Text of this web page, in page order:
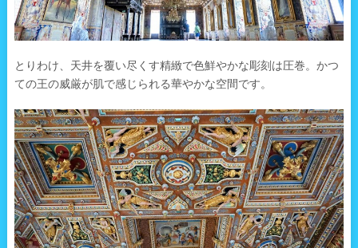
とりわけ、天井を覆い尽くす精緻で色鮮やかな彫刻は圧巻。かつ
ての王の威厳が肌で感じられる華やかな空間です。